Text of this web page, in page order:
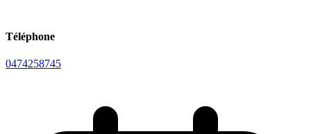
Téléphone
0474258745